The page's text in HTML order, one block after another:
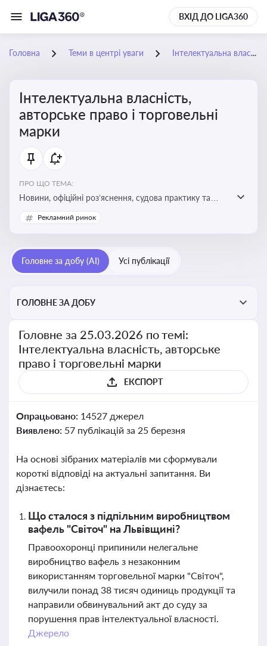
ВХІД ДО LIGA360
Головна Теми в центрі уваги Інтелектуальна власність, авторське право і торговельні марки
Інтелектуальна власність,
авторське право і торговельні
марки
ПРО ЩО ТЕМА:
Новини, офіційні роз’яснення, судова практику та
експертні матеріали, що стосуються авторського
права, реєстрації та захисту торговельних марок,
власності, а також змін у законодавстві у цій сфері
Рекламний ринок
Головне за добу (AI) Усі публікації
ГОЛОВНЕ ЗА ДОБУ
Головне за 25.03.2026 по темі:
Інтелектуальна власність, авторське
право і торговельні марки
ЕКСПОРТ
Опрацьовано: 14527 джерел
Виявлено: 57 публікацій за 25 березня
На основі зібраних матеріалів ми сформували
короткі відповіді на актуальні запитання. Ви
дізнаєтесь:
Що сталося з підпільним виробництвом
вафель "Світоч" на Львівщині?
Правоохоронці припинили нелегальне
виробництво вафель з незаконним
використанням торговельної марки "Світоч",
вилучили понад 38 тисяч одиниць продукції та
направили обвинувальний акт до суду за
порушення прав інтелектуальної власності.
Джерело